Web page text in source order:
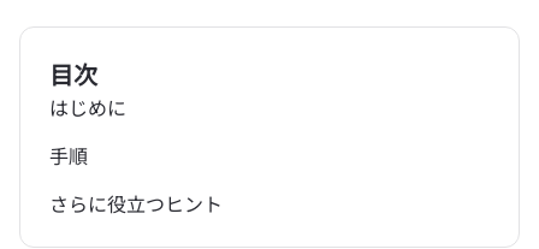
目次
はじめに
手順
さらに役立つヒント